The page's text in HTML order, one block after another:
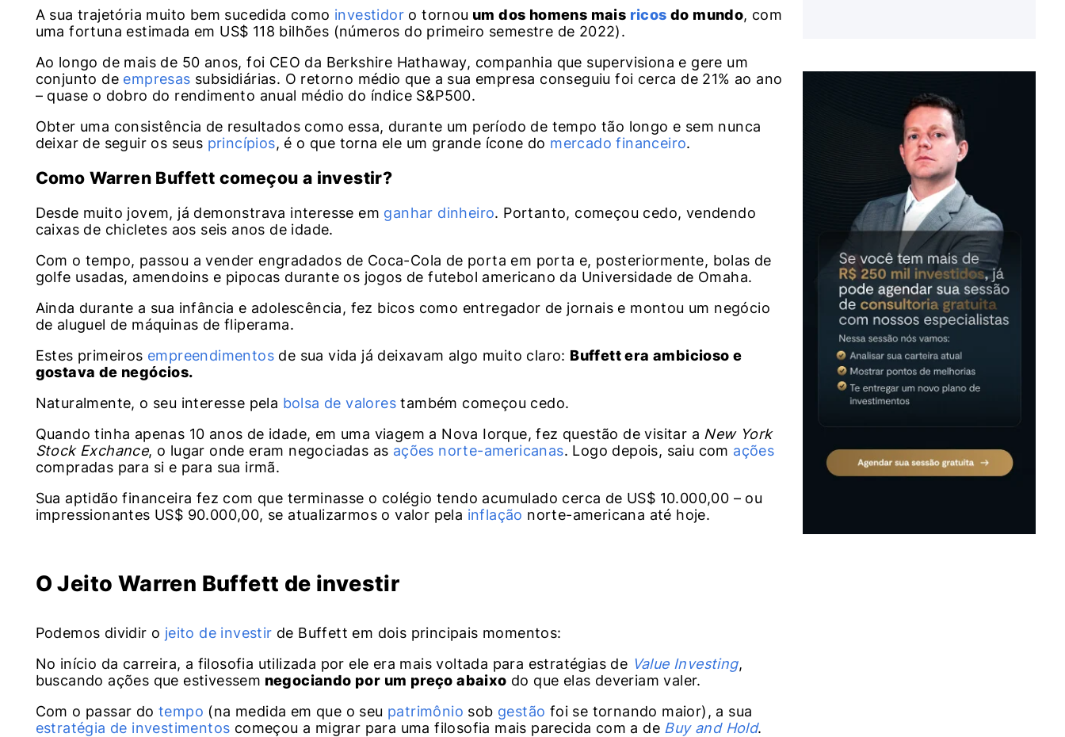
A sua trajetória muito bem sucedida como investidoro tornou um dos homens mais ricos do mundo, com
uma fortuna estimada em US$ 118 bilhões (números do primeiro semestre de 2022).
Ao longo de mais de 50 anos, foi CEO da Berkshire Hathaway, companhia que supervisiona e gere um
conjunto de empresas subsidiárias. O retorno médio que a sua empresa conseguiu foi cerca de 21% ao ano
– quase o dobro do rendimento anual médio do índice S&P500.
Obter uma consistência de resultados como essa, durante um período de tempo tão longo e sem nunca
deixar de seguir os seus princípios, é o que torna ele um grande ícone do mercado financeiro.
Como Warren Buffett começou a investir?
Desde muito jovem, já demonstrava interesse em ganhar dinheiro. Portanto, começou cedo, vendendo
caixas de chicletes aos seis anos de idade.
Com o tempo, passou a vender engradados de Coca-Cola de porta em porta e, posteriormente, bolas de
golfe usadas, amendoins e pipocas durante os jogos de futebol americano da Universidade de Omaha.
Ainda durante a sua infância e adolescência, fez bicos como entregador de jornais e montou um negócio
de aluguel de máquinas de fliperama.
Estes primeiros empreendimentosde sua vida já deixavam algo muito claro: Buffett era ambicioso e
gostava de negócios.
Naturalmente, o seu interesse pela bolsa de valorestambém começou cedo.
Quando tinha apenas 10 anos de idade, em uma viagem a Nova Iorque, fez questão de visitar a New York
Stock Exchance, o lugar onde eram negociadas as ações norte-americanas. Logo depois, saiu com ações
compradas para si e para sua irmã.
Sua aptidão financeira fez com que terminasse o colégio tendo acumulado cerca de US$ 10.000,00 – ou
impressionantes US$ 90.000,00, se atualizarmos o valor pela inflação norte-americana até hoje.
O Jeito Warren Buffett de investir
Podemos dividir o jeito de investir de Buffett em dois principais momentos:
No início da carreira, a filosofia utilizada por ele era mais voltada para estratégias de Value Investing,
buscando ações que estivessem negociando por um preço abaixo do que elas deveriam valer.
Com o passar do tempo (na medida em que o seu patrimônio sob gestão foi se tornando maior), a sua
estratégia de investimentos começou a migrar para uma filosofia mais parecida com a de Buy and Hold.